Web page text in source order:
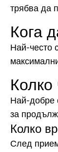
трябва да
Кога
Най-често
Най-добре
за
Колко
След